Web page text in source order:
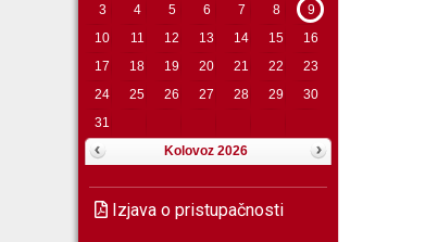
3
4 5 6 7 8
9
10
11 12 13 14 15
16
17
18 19 20 21 22
23
24
25 26 27 28 29
30
31
Kolovoz 2026
Izjava o pristupačnosti